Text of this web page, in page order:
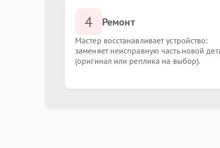
4 Ремонт
Мастер восстанавливает устройство:
заменяет неисправную часть новой
(оригинал или реплика на выбор).